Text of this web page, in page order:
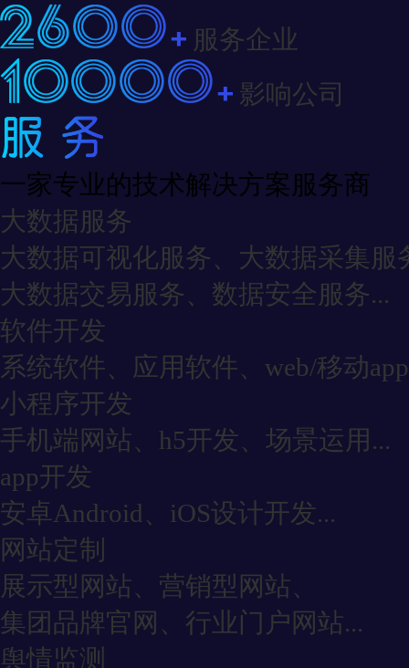
服务企业
影响公司
一家专业的技术解决方案服务商
大数据服务
大数据可视化服务、大数据采集服
大数据交易服务、数据安全服务...
软件开发
系统软件、应用软件、web/移动
小程序开发
手机端网站、h5开发、场景运用...
app开发
安卓Android、iOS设计开发...
网站定制
展示型网站、营销型网站、
集团品牌官网、行业门户网站...
舆情监测